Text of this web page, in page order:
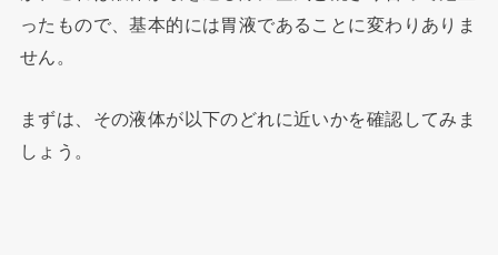
ったもので、基本的には胃液であることに変わりありま
せん。
まずは、その液体が以下のどれに近いかを確認してみま
しょう。